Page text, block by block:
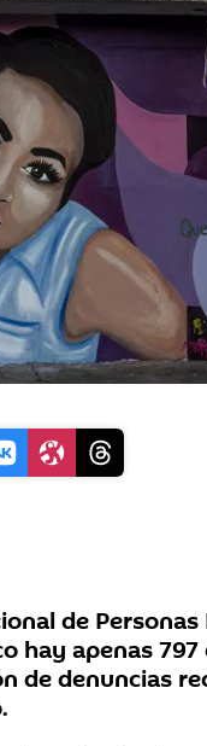
de
hay apenas
de denuncias